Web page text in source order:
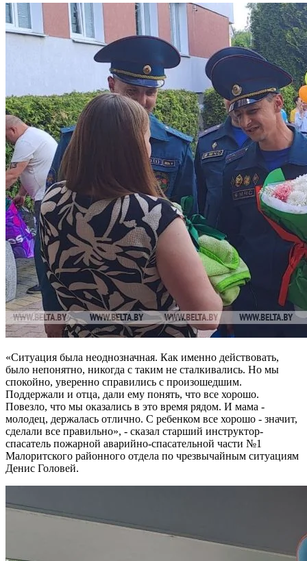
«Ситуация была неоднозначная. Как именно действовать,
было непонятно, никогда с таким не сталкивались. Но мы
спокойно, уверенно справились с произошедшим.
Поддержали и отца, дали ему понять, что все хорошо.
Повезло, что мы оказались в это время рядом. И мама -
молодец, держалась отлично. С ребенком все хорошо - значит,
сделали все правильно», - сказал старший инструктор-
спасатель пожарной аварийно-спасательной части №1
Малоритского районного отдела по чрезвычайным ситуациям
Денис Головей.